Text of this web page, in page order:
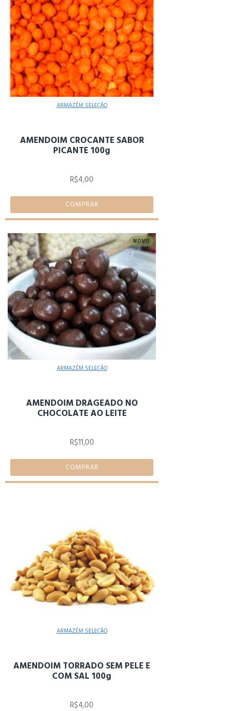
ARMAZÉM SELEÇÃO
AMENDOIM CROCANTE SABOR
PICANTE 100g
R$4,00
COMPRAR
NOVO
ARMAZÉM SELEÇÃO
AMENDOIM DRAGEADO NO
CHOCOLATE AO LEITE
R$11,00
COMPRAR
ARMAZÉM SELEÇÃO
AMENDOIM TORRADO SEM PELE E
COM SAL 100g
R$4,00